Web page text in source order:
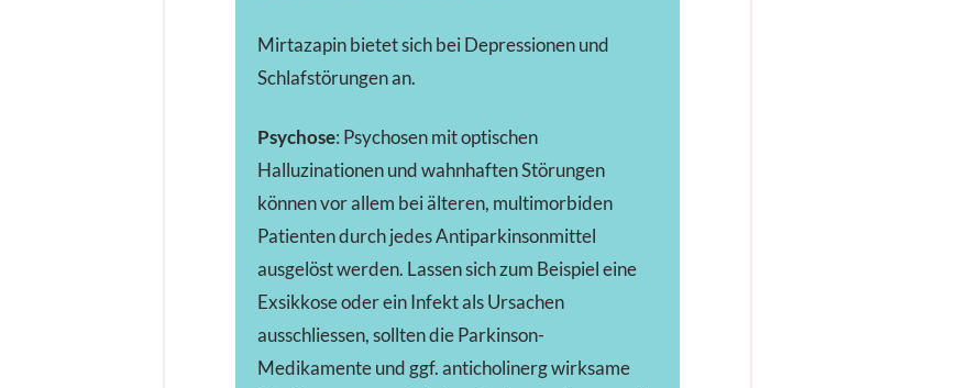
Mirtazapin bietet sich bei Depressionen und
Schlafstörungen an.
Psychose: Psychosen mit optischen
Halluzinationen und wahnhaften Störungen
können vor allem bei älteren, multimorbiden
Patienten durch jedes Antiparkinsonmittel
ausgelöst werden. Lassen sich zum Beispiel eine
Exsikkose oder ein Infekt als Ursachen
ausschliessen, sollten die Parkinson-
Medikamente und ggf. anticholinerg wirksame